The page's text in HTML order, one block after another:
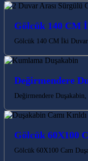
Gölcük 140 CM
Gölcük 140 CM İki Duvar
Değirmendere
Değirmendere
Gölcük 60X100
Gölcük 60X100 Cam